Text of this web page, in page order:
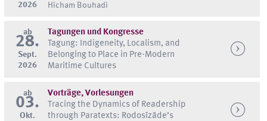
2026
Hicham Bouhadi
ab
28.
Sept.
2026
Tagungen und Kongresse
Tagung: Indigeneity, Localism, and
Belonging to Place in Pre-Modern
Maritime Cultures
ab
03.
Okt.
Vorträge, Vorlesungen
Tracing the Dynamics of Readership
through Paratexts: Rodosīzāde’s